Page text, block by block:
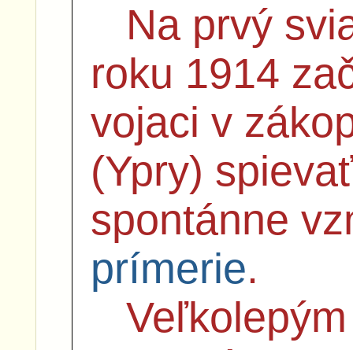
Na prvý
roku 1914
vojaci v
(Ypry)
spontánne
prímerie.